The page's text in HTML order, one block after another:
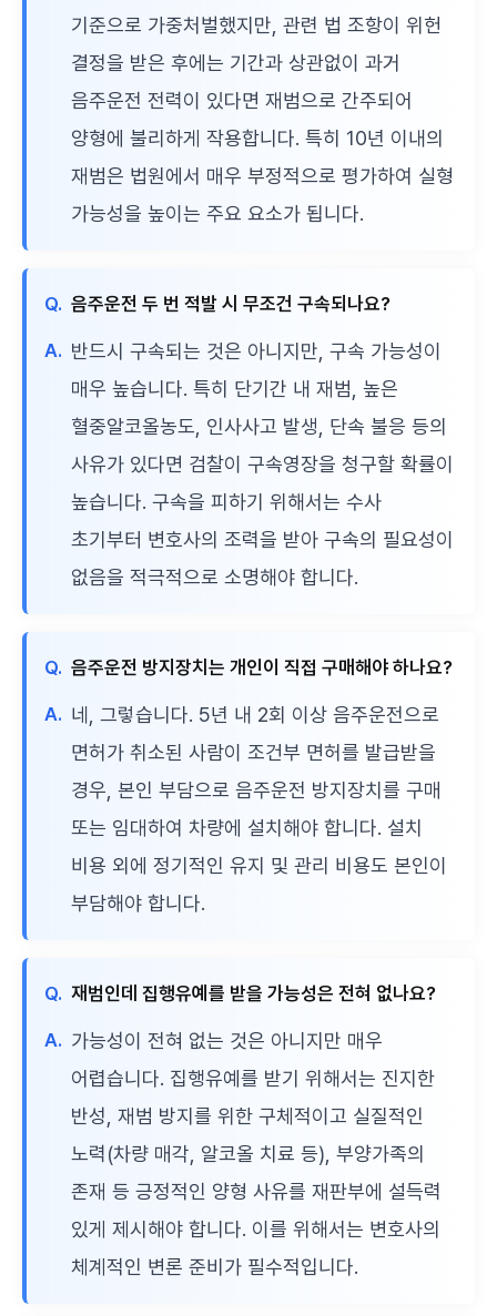
기준으로 가중처벌했지만, 관련 법 조항이 위헌
결정을 받은 후에는 기간과 상관없이 과거
음주운전 전력이 있다면 재범으로 간주되어
양형에 불리하게 작용합니다. 특히 10년 이내의
재범은 법원에서 매우 부정적으로 평가하여 실형
가능성을 높이는 주요 요소가 됩니다.
Q. 음주운전 두 번 적발 시 무조건 구속되나요?
A. 반드시 구속되는 것은 아니지만, 구속 가능성이
매우 높습니다. 특히 단기간 내 재범, 높은
혈중알코올농도, 인사사고 발생, 단속 불응 등의
사유가 있다면 검찰이 구속영장을 청구할 확률이
높습니다. 구속을 피하기 위해서는 수사
초기부터 변호사의 조력을 받아 구속의 필요성이
없음을 적극적으로 소명해야 합니다.
Q. 음주운전 방지장치는 개인이 직접 구매해야 하나요?
A. 네, 그렇습니다. 5년 내 2회 이상 음주운전으로
면허가 취소된 사람이 조건부 면허를 발급받을
경우, 본인 부담으로 음주운전 방지장치를 구매
또는 임대하여 차량에 설치해야 합니다. 설치
비용 외에 정기적인 유지 및 관리 비용도 본인이
부담해야 합니다.
Q. 재범인데 집행유예를 받을 가능성은 전혀 없나요?
A. 가능성이 전혀 없는 것은 아니지만 매우
어렵습니다. 집행유예를 받기 위해서는 진지한
반성, 재범 방지를 위한 구체적이고 실질적인
노력(차량 매각, 알코올 치료 등), 부양가족의
존재 등 긍정적인 양형 사유를 재판부에 설득력
있게 제시해야 합니다. 이를 위해서는 변호사의
체계적인 변론 준비가 필수적입니다.